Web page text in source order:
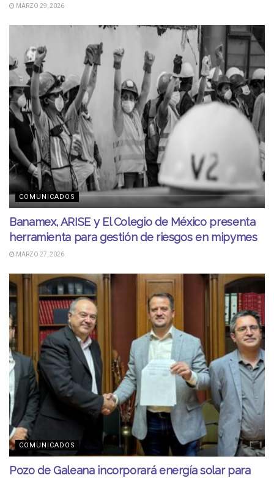
MARZO 29, 2026
COMUNICADOS
Banamex, ARISE y El Colegio de México presenta
herramienta para gestión de riesgos en mipymes
MARZO 27, 2026
COMUNICADOS
Pozo de Galeana incorporará energía solar para